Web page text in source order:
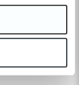
robuste, ils
après jour.
à